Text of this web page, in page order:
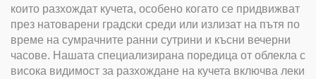
които разхождат кучета, особено когато се придвижват
през натоварени градски среди или излизат на пътя по
време на сумрачните ранни сутрини и късни вечерни
часове. Нашата специализирана поредица от облекла с
висока видимост за разхождане на кучета включва леки